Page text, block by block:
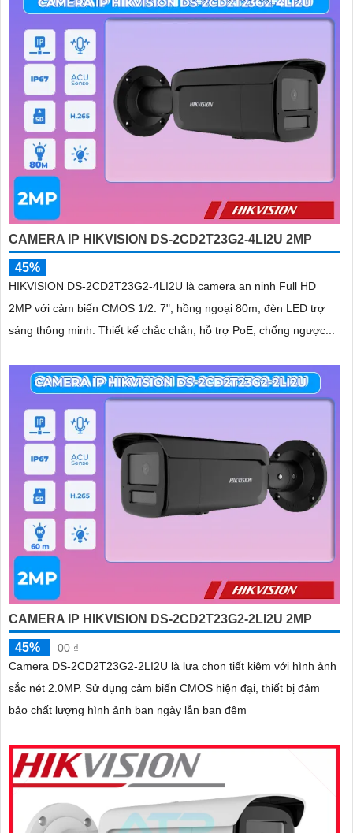
CAMERA IP HIKVISION DS-2CD2T23G2-4LI2U 2MP
45%
HIKVISION DS-2CD2T23G2-4LI2U là camera an ninh Full HD
2MP với cảm biến CMOS 1/2. 7", hồng ngoại 80m, đèn LED trợ
sáng thông minh. Thiết kế chắc chắn, hỗ trợ PoE, chống ngược...
CAMERA IP HIKVISION DS-2CD2T23G2-2LI2U 2MP
45%
00 ₫
Camera DS-2CD2T23G2-2LI2U là lựa chọn tiết kiệm với hình ảnh
sắc nét 2.0MP. Sử dụng cảm biến CMOS hiện đại, thiết bị đảm
bảo chất lượng hình ảnh ban ngày lẫn ban đêm